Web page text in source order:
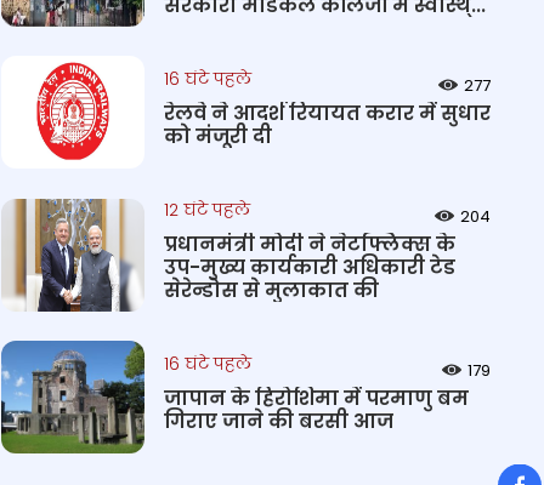
16 घंटे पहले 277
रेलवे ने आदर्श रियायत करार में सुधार
को मंजूरी दी
12 घंटे पहले 204
प्रधानमंत्री मोदी ने नेटफ्लिक्स के
उप-मुख्य कार्यकारी अधिकारी टेड
सेरेन्डोस से मुलाकात की
16 घंटे पहले 179
जापान के हिरोशिमा में परमाणु बम
गिराए जाने की बरसी आज